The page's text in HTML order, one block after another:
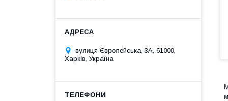
вулиця Європейська, 3А, 61000,
Харків, Україна